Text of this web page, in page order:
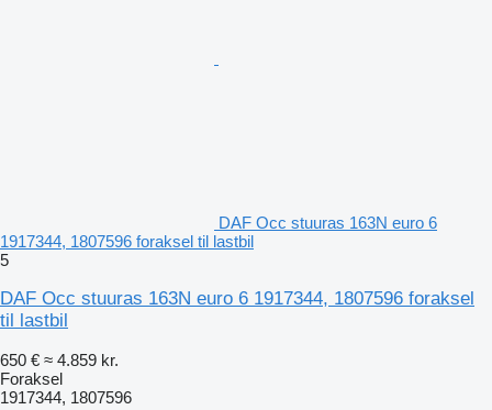
DAF Occ stuuras 163N euro 6
1917344, 1807596 foraksel til lastbil
5
DAF Occ stuuras 163N euro 6 1917344, 1807596 foraksel
til lastbil
650 € ≈ 4.859 kr.
Foraksel
1917344, 1807596